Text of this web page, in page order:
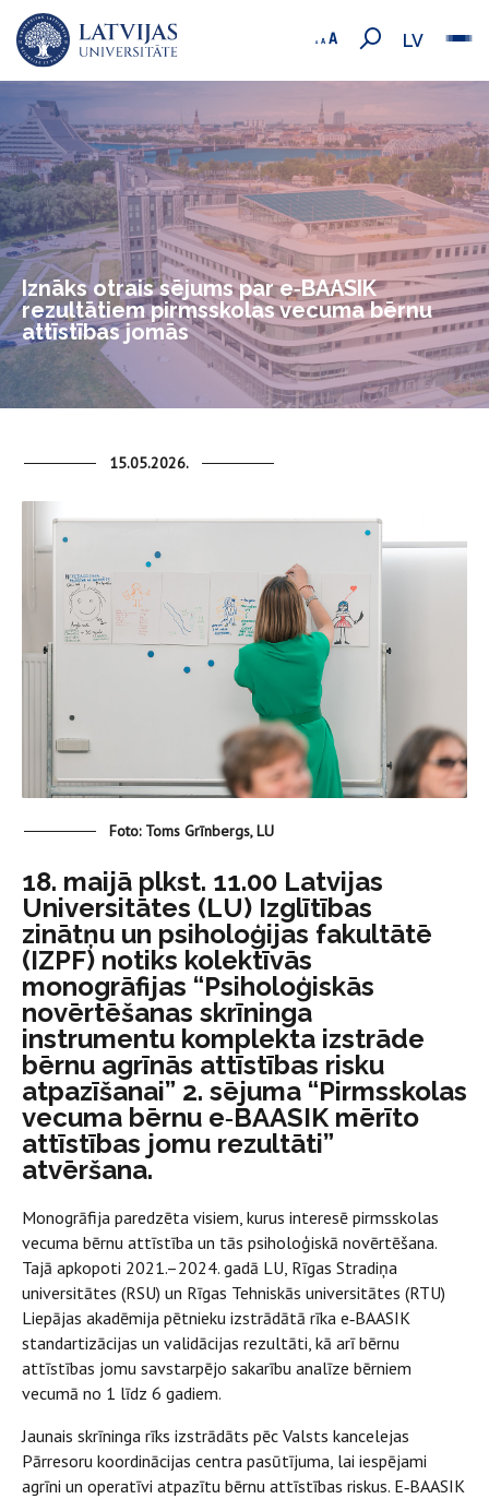
LV
Iznāks otrais sējums par e‑BAASIK
rezultātiem pirmsskolas vecuma bērnu
attīstības jomās
15.05.2026.
Foto: Toms Grīnbergs, LU
18. maijā plkst. 11.00 Latvijas
Universitātes (LU) Izglītības
zinātņu un psiholoģijas fakultātē
(IZPF) notiks kolektīvās
monogrāfijas “Psiholoģiskās
novērtēšanas skrīninga
instrumentu komplekta izstrāde
bērnu agrīnās attīstības risku
atpazīšanai” 2. sējuma “Pirmsskolas
vecuma bērnu e‑BAASIK mērīto
attīstības jomu rezultāti”
atvēršana.
Monogrāfija paredzēta visiem, kurus interesē pirmsskolas
vecuma bērnu attīstība un tās psiholoģiskā novērtēšana.
Tajā apkopoti 2021.–2024. gadā LU, Rīgas Stradiņa
universitātes (RSU) un Rīgas Tehniskās universitātes (RTU)
Liepājas akadēmija pētnieku izstrādātā rīka e‑BAASIK
standartizācijas un validācijas rezultāti, kā arī bērnu
attīstības jomu savstarpējo sakarību analīze bērniem
vecumā no 1 līdz 6 gadiem.
Jaunais skrīninga rīks izstrādāts pēc Valsts kancelejas
Pārresoru koordinācijas centra pasūtījuma, lai iespējami
agrīni un operatīvi atpazītu bērnu attīstības riskus. E‑BAASIK